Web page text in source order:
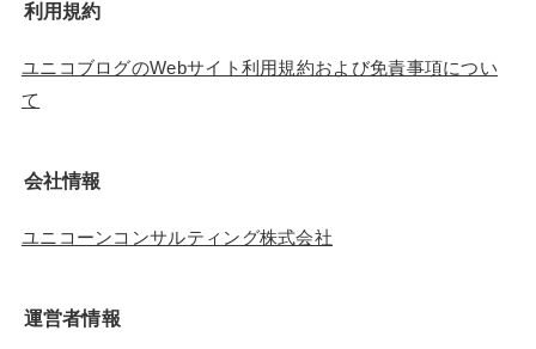
利用規約
ユニコブログのWebサイト利用規約および免責事項につい
て
会社情報
ユニコーンコンサルティング株式会社
運営者情報